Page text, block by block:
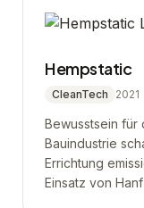
Hempstatic
CleanTech 2021
Bewusstsein für
Bauindustrie
Errichtung
Einsatz von